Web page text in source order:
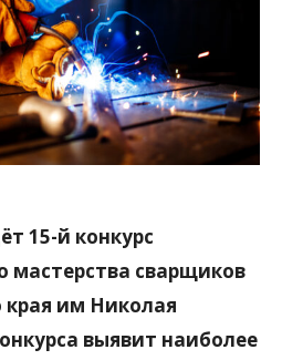
15-й конкурс
мастерства сварщиков
края им Николая
выявит наиболее